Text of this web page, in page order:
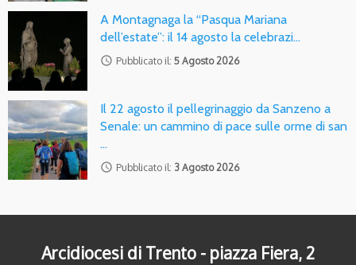
A Montagnaga la “Pasqua Mariana
dell’estate”: il 14 agosto la celebrazi…
access_time Pubblicato il: 5 Agosto 2026
Il 22 agosto il pellegrinaggio da Sanzeno a
Senale: un cammino di pace sulle orme di san
…
access_time Pubblicato il: 3 Agosto 2026
Arcidiocesi di Trento - piazza Fiera, 2